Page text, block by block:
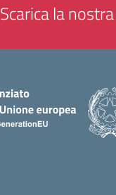
Scarica la